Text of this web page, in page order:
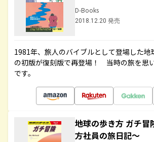
D-Books
2018.12.20 発売
1981年、旅人のバイブルとして登場した地
の初版が復刻版で再登場！ 当時の旅を思
です。
地球の歩き方 ガチ冒
方社員の旅日記～